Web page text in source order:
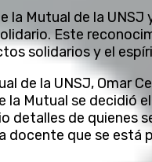
la Mutual de la
Este
solidarios y el
de la UNSJ, Omar
la Mutual se decidió
detalles de quienes
docente que se